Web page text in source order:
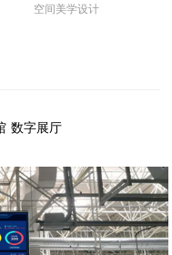
空间美学设计
数字展厅